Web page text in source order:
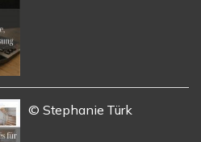
© Stephanie Türk